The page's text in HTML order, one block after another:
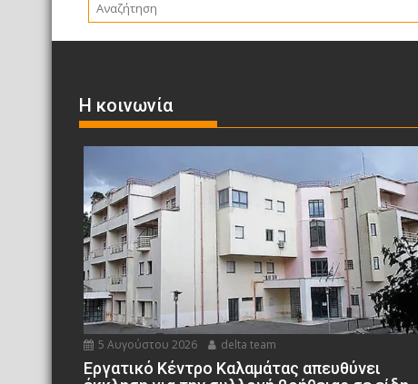
Η κοινωνία
5 Αυγούστου 2026 delta team
Εργατικό Κέντρο Καλαμάτας απευθύνει